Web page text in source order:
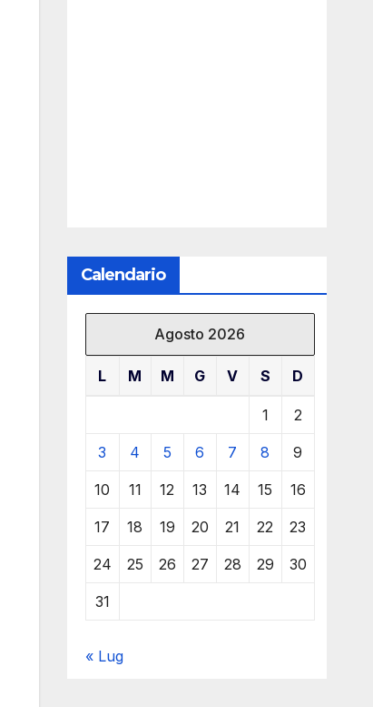
Calendario
Agosto 2026
L M M G V S D
1 2
3 4 5 6 7 8 9
10 11 12 13 14 15 16
17 18 19 20 21 22 23
24 25 26 27 28 29 30
31
« Lug